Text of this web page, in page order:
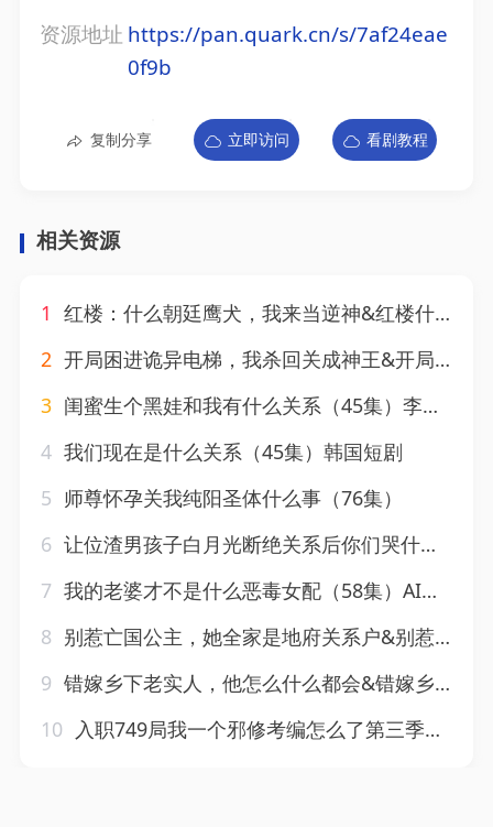
资源地址 https://pan.quark.cn/s/7af24eae
0f9b
复制分享 立即访问 看剧教程
相关资源
1 红楼：什么朝廷鹰犬，我来当逆神&红楼什么朝廷鹰犬我来当逆神（84集）AI短剧
2 开局困进诡异电梯，我杀回关成神王&开局困进诡异电梯我杀回关成神王（79集）AI短剧
3 闺蜜生个黑娃和我有什么关系（45集）李永佳＆徐熙阳
4 我们现在是什么关系（45集）韩国短剧
5 师尊怀孕关我纯阳圣体什么事（76集）
6 让位渣男孩子白月光断绝关系后你们哭什么（62集）
7 我的老婆才不是什么恶毒女配（58集）AI短剧
8 别惹亡国公主，她全家是地府关系户&别惹亡国公主她全家是地府关系户（33集）AI短剧
9 错嫁乡下老实人，他怎么什么都会&错嫁乡下老实人他怎么什么都会（50集）AI短剧
10 入职749局我一个邪修考编怎么了第三季（63集）AI短剧